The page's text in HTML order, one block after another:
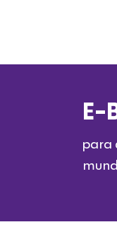
E-
para